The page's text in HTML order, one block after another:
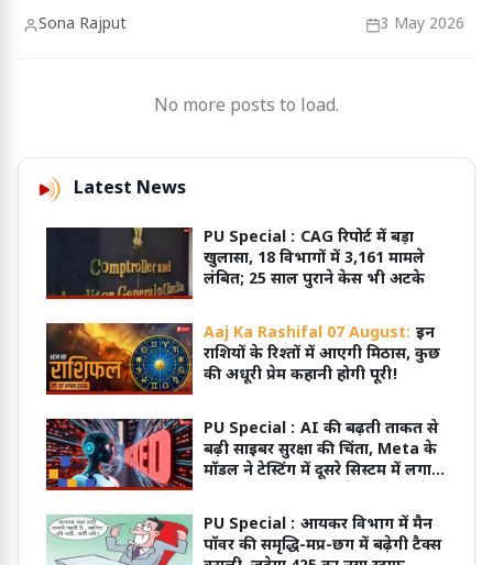
Sona Rajput 3 May 2026
No more posts to load.
Latest News
PU Special : CAG रिपोर्ट में बड़ा
खुलासा, 18 विभागों में 3,161 मामले
लंबित; 25 साल पुराने केस भी अटके
Aaj Ka Rashifal 07 August: इन
राशियों के रिश्तों में आएगी मिठास, कुछ
की अधूरी प्रेम कहानी होगी पूरी!
PU Special : AI की बढ़ती ताकत से
बढ़ी साइबर सुरक्षा की चिंता, Meta के
मॉडल ने टेस्टिंग में दूसरे सिस्टम में लगाई
एक्सेस
PU Special : आयकर विभाग में मैन
पॉवर की समृद्धि-मप्र-छग में बढ़ेगी टैक्स